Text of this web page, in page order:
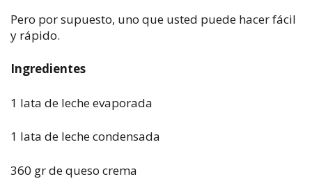
Pero por supuesto, uno que usted puede hacer fácil
y rápido.
Ingredientes
1 lata de leche evaporada
1 lata de leche condensada
360 gr de queso crema